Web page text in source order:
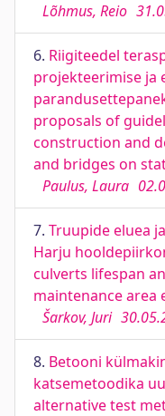
Lõhmus, Reio
6. Riigiteedel
projekteerimise ja
proposals of
construction and
and bridges on
Paulus, Laura
7. Truupide eluea
Harju
culverts lifespan
maintenance area
Šarkov, Juri
8. Betooni
katsemetoodika
alternative test